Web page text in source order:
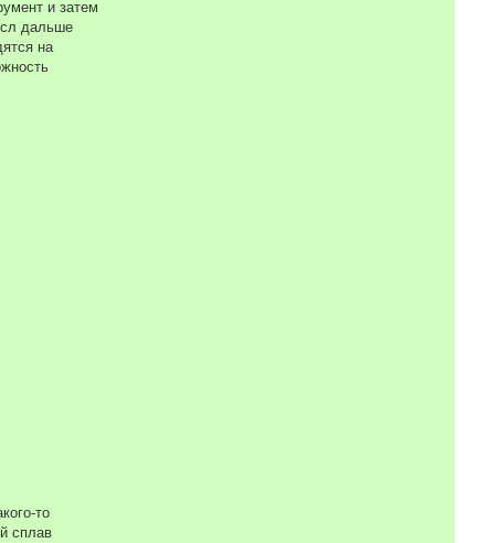
и затем
дальше
на
то
сплав